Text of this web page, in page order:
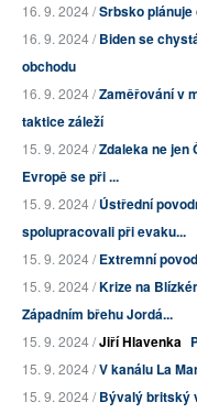
16. 9. 2024 /Srbsko
16. 9. 2024 /Biden se
obchodu
16. 9. 2024 /Zaměřování v
taktice záleží
15. 9. 2024 /Zdaleka ne
Evropě se při ...
15. 9. 2024 /Ústřední
spolupracovali při evaku...
15. 9. 2024 /Extremní
15. 9. 2024 /Krize na
Západním břehu Jordá...
15. 9. 2024 /Jiří Hlavenka
15. 9. 2024 /V kanálu La
15. 9. 2024 /Bývalý britský